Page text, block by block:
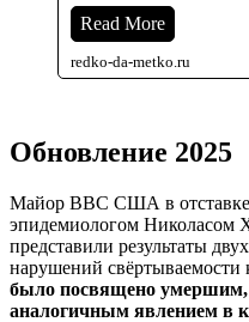
Read More
redko-da-metko.ru
Обновление 2025
Майор ВВС США в отставке
эпидемиологом Николасом
представили результаты
нарушений свёртываемости
было посвящено
аналогичным явлением в